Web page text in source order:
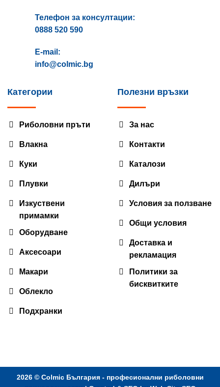
Телефон за консултации:
0888 520 590
E-mail:
info@colmic.bg
Категории
Риболовни пръти
Влакна
Куки
Плувки
Изкуствени
примамки
Оборудване
Аксесоари
Макари
Облекло
Подхранки
Полезни връзки
За нас
Контакти
Каталози
Дилъри
Условия за ползване
Общи условия
Доставка и
рекламация
Политики за
бисквитките
2026 © Colmic България - професионални риболовни